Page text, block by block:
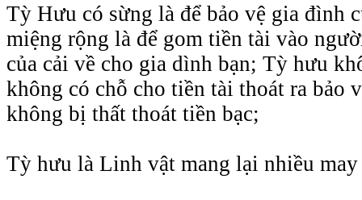
Tỳ Hưu có sừng là để bảo vệ gia đình
miệng rộng là để gom tiền tài vào
của cải về cho gia dình bạn; Tỳ hưu
không có chỗ cho tiền tài thoát ra bảo
không bị thất thoát tiền bạc;
Tỳ hưu là Linh vật mang lại nhiều may